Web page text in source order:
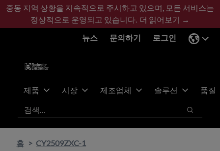
기
콘
바
글
중동 지역 상황을 지속적으로 주시하고 있으며, 모든 서비스는
정상적으로 운영되고 있습니다. 더 읽어보기 →
뉴스
문의하기 로그인
제품 시장 제조업체 솔루션
품질
검색
검색
홈 CY2509ZXC-1